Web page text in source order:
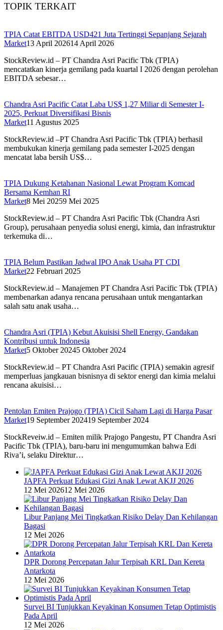
TOPIK TERKAIT
TPIA Catat EBITDA USD421 Juta Tertinggi Sepanjang Sejarah
Market13 April 202614 April 2026
StockReview.id – PT Chandra Asri Pacific Tbk (TPIA)
mencatatkan kinerja gemilang pada kuartal I 2026 dengan perolehan
EBITDA sebesar…
Chandra Asri Pacific Catat Laba US$ 1,27 Miliar di Semester I-
2025, Perkuat Diversifikasi Bisnis
Market11 Agustus 2025
StockReview.id –PT Chandra Asri Pacific Tbk (TPIA) berhasil
membukukan kinerja gemilang pada semester I-2025 dengan
mencatat laba bersih US$…
TPIA Dukung Ketahanan Nasional Lewat Program Komcad
Bersama Kemhan RI
Market8 Mei 20259 Mei 2025
StockReview.id – PT Chandra Asri Pacific Tbk (Chandra Asri
Group), perusahaan penyedia solusi energi, kimia, dan infrastruktur
terkemuka di…
TPIA Belum Pastikan Jadwal IPO Anak Usaha PT CDI
Market22 Februari 2025
StockReview.id – Manajemen PT Chandra Asri Pacific Tbk (TPIA)
membenarkan adanya rencana perusahaan untuk mengantarkan
salah satu anak usaha…
Chandra Asri (TPIA) Kebut Akuisisi Shell Energy, Gandakan
Kontribusi untuk Indonesia
Market5 Oktober 20245 Oktober 2024
StockReview.id – PT Chandra Asri Pacific (TPIA) semakin agresif
memperluas jangkauan bisnisnya di sektor energi dan kimia melalui
rencana akuisisi…
Pentolan Emiten Prajogo (TPIA) Cicil Saham Lagi di Harga Pasar
Market19 September 202419 September 2024
StockReveiw.id – Emiten milik Prajogo Pangestu, PT Chandra Asri
Pacific Tbk (TPIA), baru-baru ini mengumumkan bahwa Edi
Riva’i, selaku Direktur…
JAPFA Perkuat Edukasi Gizi Anak Lewat AKJJ 2026
12 Mei 202612 Mei 2026
Libur Panjang Mei Tingkatkan Risiko Delay Dan Kehilangan
Bagasi
12 Mei 2026
DPR Dorong Percepatan Jalur Terpisah KRL Dan Kereta
Antarkota
12 Mei 2026
Survei BI Tunjukkan Keyakinan Konsumen Tetap Optimistis
Pada April
12 Mei 2026